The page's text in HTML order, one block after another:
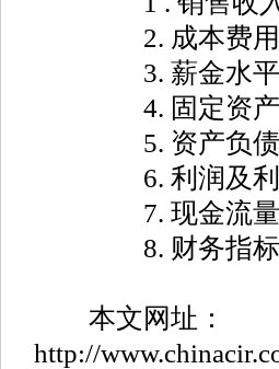
2. 成本费用
3. 薪金水平
4. 固定资产
5. 资产负债
6. 利润及利润
7. 现金流量
8. 财务指标
本文网址：
http://